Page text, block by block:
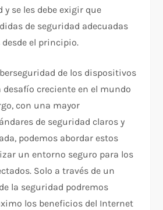
se les debe exigir que
de seguridad adecuadas
el principio.
de los dispositivos
desafío creciente en el mundo
con una mayor
de seguridad claros y
podemos abordar estos
un entorno seguro para los
Solo a través de un
la seguridad podremos
los beneficios del Internet